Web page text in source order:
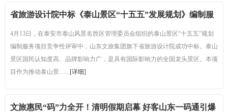
省旅游设计院中标《泰山景区“十五五”发展规划》编制服
务项目
4月13日，在泰安市泰山风景名胜区管理委员会组织的泰山景区“十五五”规划
编制服务项目竞争性评审中，山东文旅集团旗下省旅游设计院成功中标。泰山
景区国民认知度高、品牌影响力广，是具有国际影响力的全国龙头景区。本项
目作为推动泰山景…...[详细]
文旅惠民“码”力全开！清明假期启幕 好客山东一码通引爆